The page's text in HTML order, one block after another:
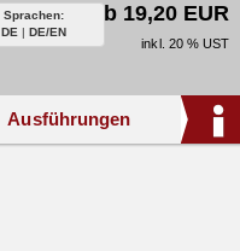
Sprachen:
DE | DE/EN
ab 19,20 EUR
inkl. 20 % UST
Ausführungen